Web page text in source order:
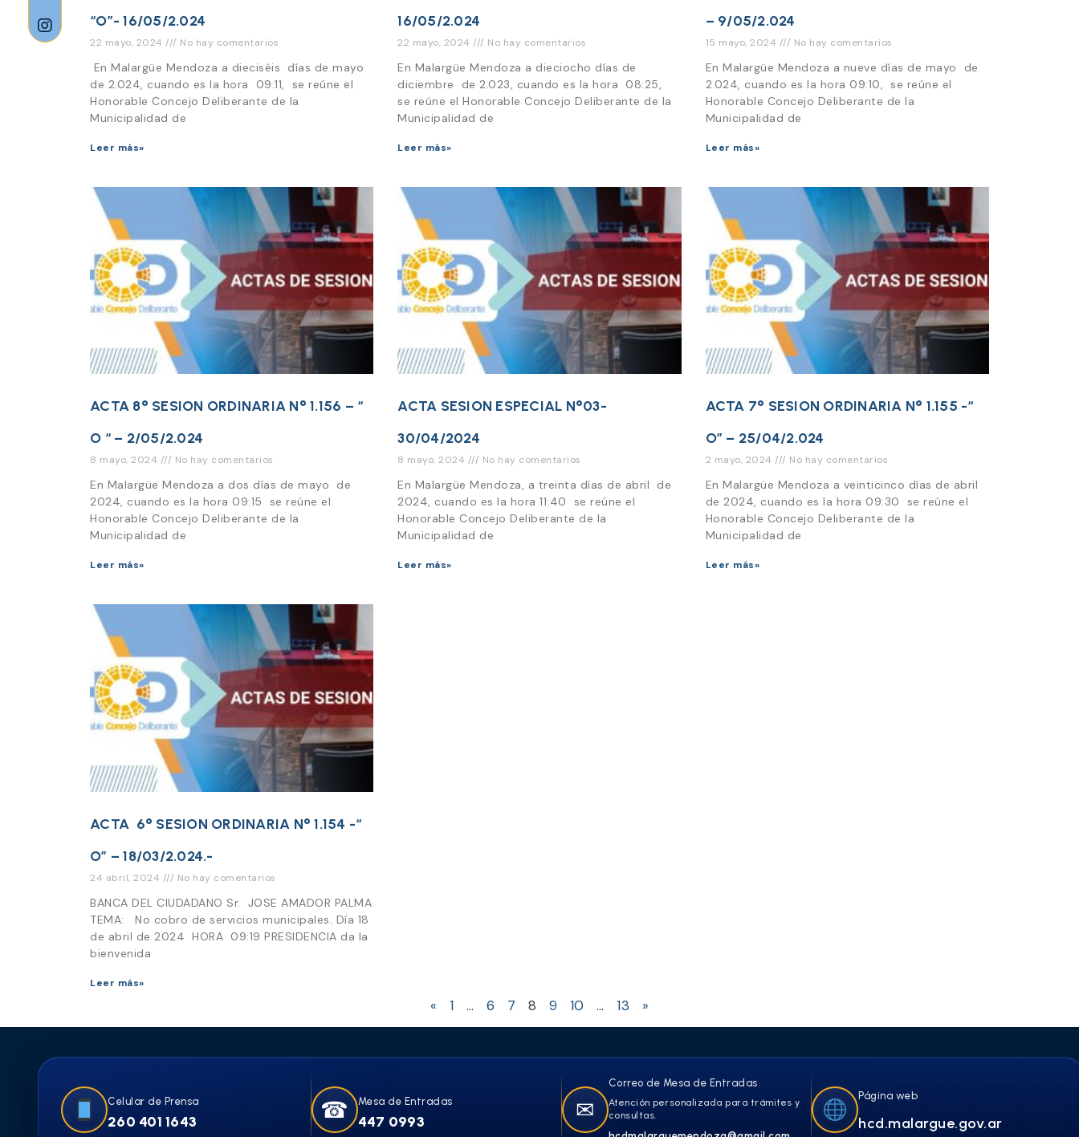
“O”- 16/05/2.024
22 mayo, 2024 No hay comentarios
En Malargüe Mendoza a dieciséis días de mayo
de 2.024, cuando es la hora 09:11, se reúne el
Honorable Concejo Deliberante de la
Municipalidad de
Leer más»
16/05/2.024
22 mayo, 2024 No hay comentarios
En Malargüe Mendoza a dieciocho días de
diciembre de 2.023, cuando es la hora 08:25,
se reúne el Honorable Concejo Deliberante de la
Municipalidad de
Leer más»
– 9/05/2.024
15 mayo, 2024 No hay comentarios
En Malargüe Mendoza a nueve días de mayo de
2.024, cuando es la hora 09:10, se reúne el
Honorable Concejo Deliberante de la
Municipalidad de
Leer más»
ACTA 8° SESION ORDINARIA N° 1.156 – “
O “ – 2/05/2.024
8 mayo, 2024 No hay comentarios
En Malargüe Mendoza a dos días de mayo de
2024, cuando es la hora 09:15 se reúne el
Honorable Concejo Deliberante de la
Municipalidad de
Leer más»
ACTA SESION ESPECIAL N°03-
30/04/2024
8 mayo, 2024 No hay comentarios
En Malargüe Mendoza, a treinta días de abril de
2024, cuando es la hora 11:40 se reúne el
Honorable Concejo Deliberante de la
Municipalidad de
Leer más»
ACTA 7° SESION ORDINARIA N° 1.155 -“
O” – 25/04/2.024
2 mayo, 2024 No hay comentarios
En Malargüe Mendoza a veinticinco días de abril
de 2024, cuando es la hora 09:30 se reúne el
Honorable Concejo Deliberante de la
Municipalidad de
Leer más»
ACTA 6° SESION ORDINARIA N° 1.154 -“
O” – 18/03/2.024.-
24 abril, 2024 No hay comentarios
BANCA DEL CIUDADANO Sr. JOSE AMADOR PALMA
TEMA: No cobro de servicios municipales. Día 18
de abril de 2024 HORA 09:19 PRESIDENCIA da la
bienvenida
Leer más»
« 1 … 6 7 8 9 10 … 13 »
Celular de Prensa
260 401 1643 ☎ Mesa de Entradas
447 0993 ✉
Correo de Mesa de Entradas
Atención personalizada para trámites y
consultas.
Página web
hcd.malargue.gov.ar